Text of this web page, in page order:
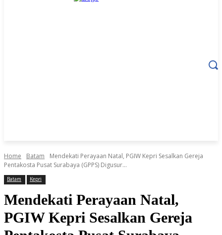
Home Batam
Mendekati Perayaan Natal, PGIW Kepri Sesalkan Gereja
Pentakosta Pusat Surabaya (GPPS) Digusur...
Batam Kepri
Mendekati Perayaan Natal,
PGIW Kepri Sesalkan Gereja